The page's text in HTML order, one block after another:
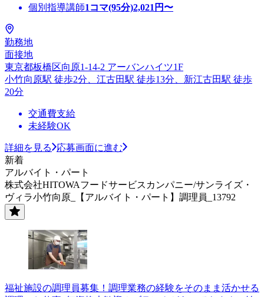
個別指導講師1コマ(95分)2,021 円〜
勤務地
面接地
東京都板橋区向原1-14-2 アーバンハイツ1F
小竹向原駅 徒歩2分、江古田駅 徒歩13分、新江古田駅 徒歩
20分
交通費支給
未経験OK
詳細を見る
応募画面に進む
新着
アルバイト・パート
株式会社HITOWAフードサービスカンパニー/サンライズ・
ヴィラ小竹向原_【アルバイト・パート】調理員_13792
福祉施設の調理員募集！調理業務の経験をそのまま活かせる